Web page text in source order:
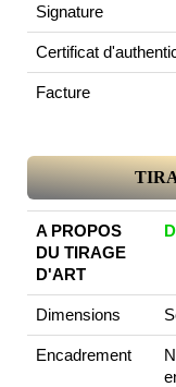
Signature
Certificat
Facture
A PROPOS
DU TIRAGE
D'ART
Dimensions
Encadrement